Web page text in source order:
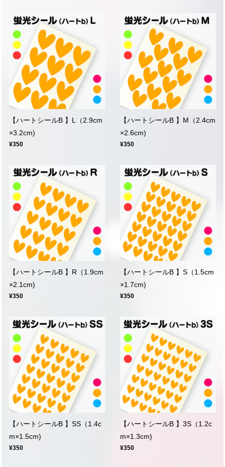
【ハートシールB 】L（2.9cm
×3.2cm)
¥350
【ハートシールB 】M（2.4cm
×2.6cm)
¥350
【ハートシールB 】R（1.9cm
×2.1cm)
¥350
【ハートシールB 】S（1.5cm
×1.7cm)
¥350
【ハートシールB 】SS（1.4c
m×1.5cm)
¥350
【ハートシールB 】3S（1.2c
m×1.3cm)
¥350